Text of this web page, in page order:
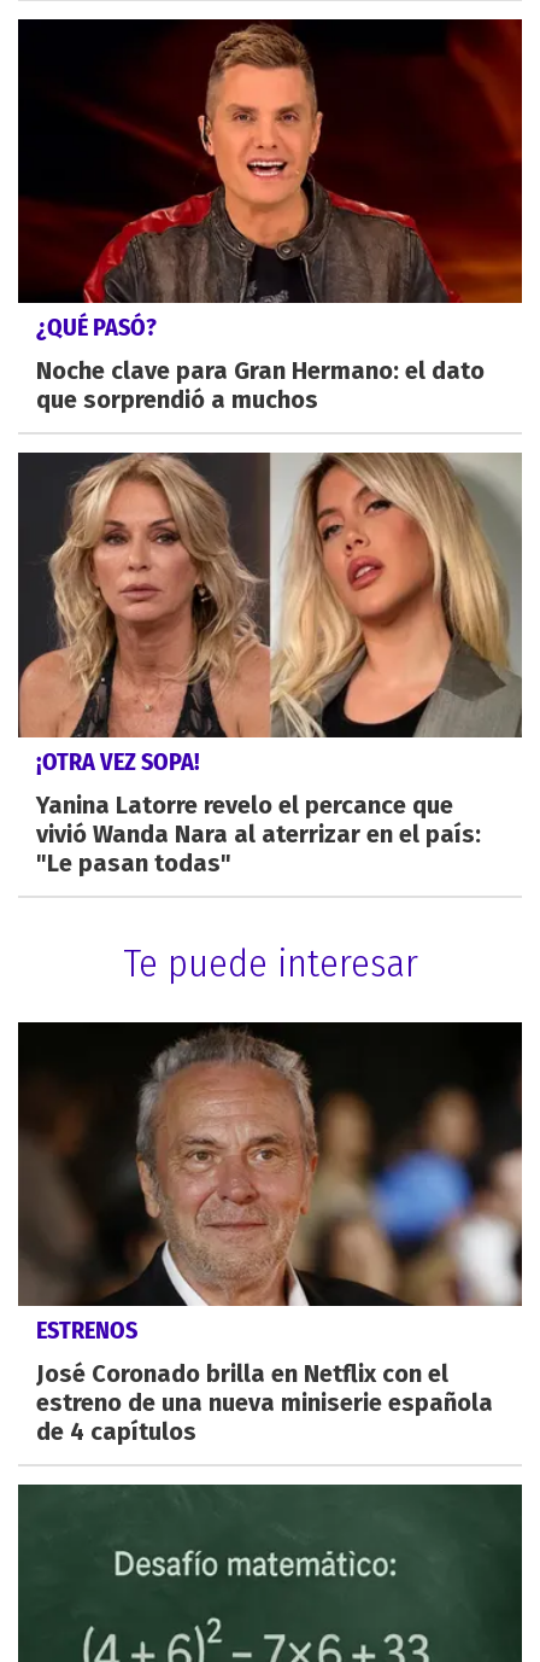
¿QUÉ PASÓ?
Noche clave para Gran Hermano: el dato
que sorprendió a muchos
¡OTRA VEZ SOPA!
Yanina Latorre revelo el percance que
vivió Wanda Nara al aterrizar en el país:
"Le pasan todas"
Te puede interesar
ESTRENOS
José Coronado brilla en Netflix con el
estreno de una nueva miniserie española
de 4 capítulos